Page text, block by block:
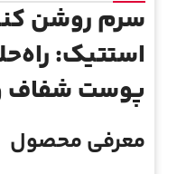
سرم روشن
استتیک:
پوست شفاف
معرفی محصول